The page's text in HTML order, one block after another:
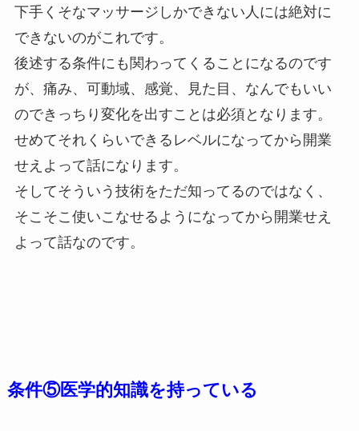
下手くそなマッサージしかできない人には絶対に
できないのがこれです。
後述する条件にも関わってくることになるのです
が、痛み、可動域、感覚、見た目、なんでもいい
のできっちり変化を出すことは必須となります。
せめてそれくらいできるレベルになってから開業
せえよって話になります。
そしてそういう技術をただ知ってるのではなく、
そこそこ使いこなせるようになってから開業せえ
よって話なのです。
条件⑤医学的知識を持っている